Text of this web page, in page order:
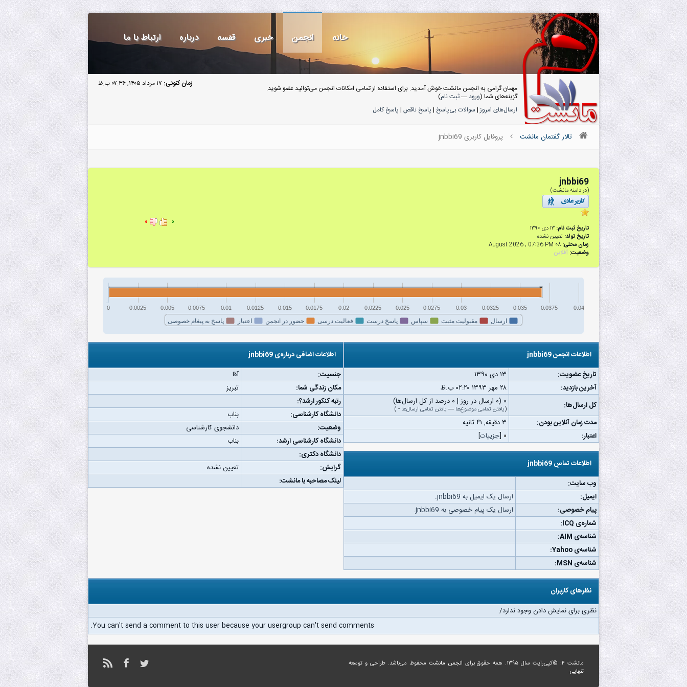
خانه انجمن خبری قفسه درباره ارتباط با ما
زمان کنونی: ۱۷ مرداد ۱۴۰۵, ۰۷:۳۶ ب.ظ
مهمان گرامی به انجمن مانشت خوش آمدید. برای استفاده از تمامی امکانات انجمن می‌توانید عضو شوید.
گزینه‌های شما (ورود—ثبت نام)
ارسال‌های امروز| سوالات بی‌پاسخ | پاسخ ناقص | پاسخ کامل
تالار گفتمان مانشت پروفایل کاربری jnbbi69
jnbbi69
(در دامنه مانشت)
تاریخ ثبت نام: ۱۳ دى ۱۳۹۰
تاریخ تولد: تعیین نشده
زمان محلی: ۰۸ August 2026 , 07:36 PM
وضعیت: آفلاین
۰ ۰
ارسال مقبولیت مثبت سپاس پاسخ درست فعالیت درسی حضور در انجمن اعتبار پاسخ به پیغام خصوصی
0 0.0025 0.005 0.0075 0.01 0.0125 0.015 0.0175 0.02 0.0225 0.025 0.0275 0.03 0.0325 0.035 0.0375 0.04
اطلاعات انجمن jnbbi69
تاریخ عضویت:
۱۳ دى ۱۳۹۰
آخرین بازدید:
۲۸ مهر ۱۳۹۳ ۰۲:۲۰ ب.ظ
کل ارسال‌ها:
۰ (۰ ارسال در روز | ۰ درصد از کل ارسال‌ها)
(یافتن تمامی موضوع‌ها — یافتن تمامی ارسال‌ها -
)
مدت زمان آنلاین بودن:
۳ دقیقه, ۴۱ ثانیه
اعتبار:
۰ [جزییات]
اطلاعات تماسِ jnbbi69
وب‌ سایت:
ایمیل:
ارسال یک ایمیل به jnbbi69.
پیام خصوصی:
ارسال یک پیام خصوصی به jnbbi69.
شماره‌ی ICQ:
شناسه‌ی AIM:
شناسه‌ی Yahoo:
شناسه‌ی MSN:
اطلاعات اضافی درباره‌ی jnbbi69
جنسیت:
آقا
مکان زندگی شما:
تبریز
رتبه کنکور ارشد؟:
دانشگاه کارشناسی:
بناب
وضعیت:
دانشجوی کارشناسی
دانشگاه کارشناسی ارشد:
بناب
دانشگاه دکتری:
گرایش:
تعیین نشده
لینک مصاحبه با مانشت:
نظرهای کاربران
نظری برای نمایش دادن وجود ندارد/
You can't send a comment to this user because your usergroup can't send comments.
مانشت ۴: ©کپی‌رایت سال ۱۳۹۵. همه حقوق برای انجمن مانشت محفوظ می‌باشد. طراحی و توسعه
تنهایی